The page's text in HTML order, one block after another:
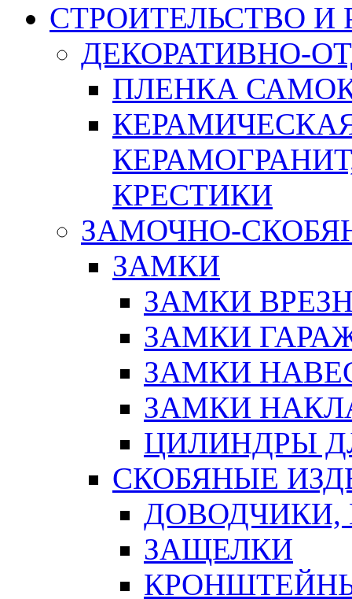
СТРОИТЕЛЬСТВО И
ДЕКОРАТИВНО-
ПЛЕНКА
КРЕСТИКИ
ЗАМОЧНО-
ЗАМКИ
ЗАМКИ
ЗАМКИ
ЗАМКИ
ЗАМКИ
ЦИЛИНДРЫ
СКОБЯНЫЕ
ЗАЩЕЛКИ